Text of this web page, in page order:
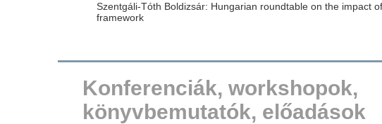
Szentgáli-Tóth Boldizsár: Hungarian roundtable on the impact
framework
Konferenciák, workshopok,
könyvbemutatók, előadások